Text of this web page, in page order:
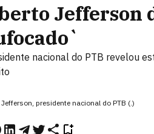
Jefferson
nacional do PTB revelou
presidente nacional do PTB (.)